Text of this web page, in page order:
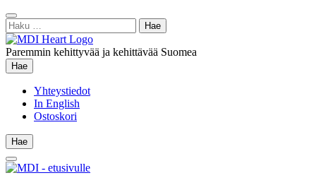
Siirry
sisältöön
Sulje
hae
Haku:
Paremmin kehittyvää ja kehittävää Suomea
Hae
Hae
Yhteystiedot
In English
Ostoskori
Hae
Hae
Main
Menu